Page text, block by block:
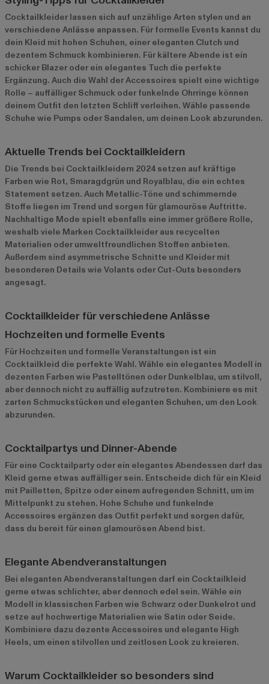
Cocktailkleider lassen sich auf unzählige Arten stylen und an
verschiedene Anlässe anpassen. Für formelle Events kannst du
dein Kleid mit hohen Schuhen, einer eleganten Clutch und
dezentem Schmuck kombinieren. Für kältere Abende ist ein
schicker Blazer oder ein elegantes Tuch die perfekte
Ergänzung. Auch die Wahl der Accessoires spielt eine wichtige
Rolle – auffälliger Schmuck oder funkelnde Ohrringe können
deinem Outfit den letzten Schliff verleihen. Wähle passende
Schuhe wie Pumps oder Sandalen, um deinen Look abzurunden.
Aktuelle Trends bei Cocktailkleidern
Die Trends bei Cocktailkleidern 2024 setzen auf kräftige
Farben wie Rot, Smaragdgrün und Royalblau, die ein echtes
Statement setzen. Auch Metallic-Töne und schimmernde
Stoffe liegen im Trend und sorgen für glamouröse Auftritte.
Nachhaltige Mode spielt ebenfalls eine immer größere Rolle,
weshalb viele Marken Cocktailkleider aus recycelten
Materialien oder umweltfreundlichen Stoffen anbieten.
Außerdem sind asymmetrische Schnitte und Kleider mit
besonderen Details wie Volants oder Cut-Outs besonders
angesagt.
Cocktailkleider für verschiedene Anlässe
Hochzeiten und formelle Events
Für Hochzeiten und formelle Veranstaltungen ist ein
Cocktailkleid die perfekte Wahl. Wähle ein elegantes Modell in
dezenten Farben wie Pastelltönen oder Dunkelblau, um stilvoll,
aber dennoch nicht zu auffällig aufzutreten. Kombiniere es mit
zarten Schmuckstücken und eleganten Schuhen, um den Look
abzurunden.
Cocktailpartys und Dinner-Abende
Für eine Cocktailparty oder ein elegantes Abendessen darf das
Kleid gerne etwas auffälliger sein. Entscheide dich für ein Kleid
mit Pailletten, Spitze oder einem aufregenden Schnitt, um im
Mittelpunkt zu stehen. Hohe Schuhe und funkelnde
Accessoires ergänzen das Outfit perfekt und sorgen dafür,
dass du bereit für einen glamourösen Abend bist.
Elegante Abendveranstaltungen
Bei eleganten Abendveranstaltungen darf ein Cocktailkleid
gerne etwas schlichter, aber dennoch edel sein. Wähle ein
Modell in klassischen Farben wie Schwarz oder Dunkelrot und
setze auf hochwertige Materialien wie Satin oder Seide.
Kombiniere dazu dezente Accessoires und elegante High
Heels, um einen stilvollen und zeitlosen Look zu kreieren.
Warum Cocktailkleider so besonders sind